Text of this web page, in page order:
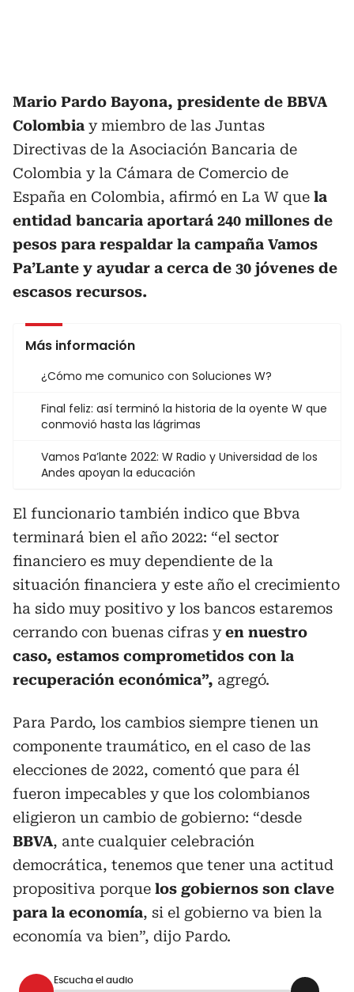
Mario Pardo Bayona, presidente de BBVA
Colombia y miembro de las Juntas
Directivas de la Asociación Bancaria de
Colombia y la Cámara de Comercio de
España en Colombia, afirmó en La W que la
entidad bancaria aportará 240 millones de
pesos para respaldar la campaña Vamos
Pa’Lante y ayudar a cerca de 30 jóvenes de
escasos recursos.
Más información
¿Cómo me comunico con Soluciones W?
Final feliz: así terminó la historia de la oyente W que
conmovió hasta las lágrimas
Vamos Pa’lante 2022: W Radio y Universidad de los
Andes apoyan la educación
El funcionario también indico que Bbva
terminará bien el año 2022: “el sector
financiero es muy dependiente de la
situación financiera y este año el crecimiento
ha sido muy positivo y los bancos estaremos
cerrando con buenas cifras yen nuestro
caso, estamos comprometidos con la
recuperación económica”, agregó.
Para Pardo, los cambios siempre tienen un
componente traumático, en el caso de las
elecciones de 2022, comentó que para él
fueron impecables y que los colombianos
eligieron un cambio de gobierno: “desde
BBVA, ante cualquier celebración
democrática, tenemos que tener una actitud
propositiva porque los gobiernos son clave
para la economía, si el gobierno va bien la
economía va bien”, dijo Pardo.
Escucha el audio